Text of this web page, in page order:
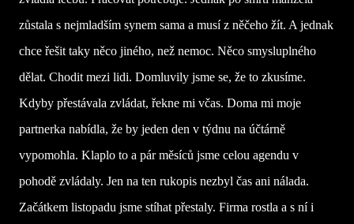
zůstala s nejmladším synem sama a musí z něčeho žít. A jednak
chce řešit taky něco jiného, než nemoc. Něco smysluplného
dělat. Chodit mezi lidi. Domluvily jsme se, že to zkusíme.
Kdyby přestávala zvládat, řekne mi včas. Doma mi moje
partnerka nabídla, že by jeden den v týdnu na účtárně
vypomohla. Klaplo to a pár měsíců jsme celou agendu v
pohodě zvládaly. Jen na ten rukopis nezbyl čas ani nálada.
Začátkem listopadu jsme stíhat přestaly. Firma rostla a s ní i